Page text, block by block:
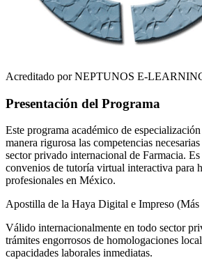
Acreditado por NEPTUNOS E-
Presentación del Programa
Este programa académico de
manera rigurosa las competencias
sector privado internacional de Farmacia.
convenios de tutoría virtual interactiva para
profesionales en México.
Apostilla de la Haya Digital e Impreso
Válido internacionalmente en todo sector
trámites engorrosos de homologaciones
capacidades laborales inmediatas.